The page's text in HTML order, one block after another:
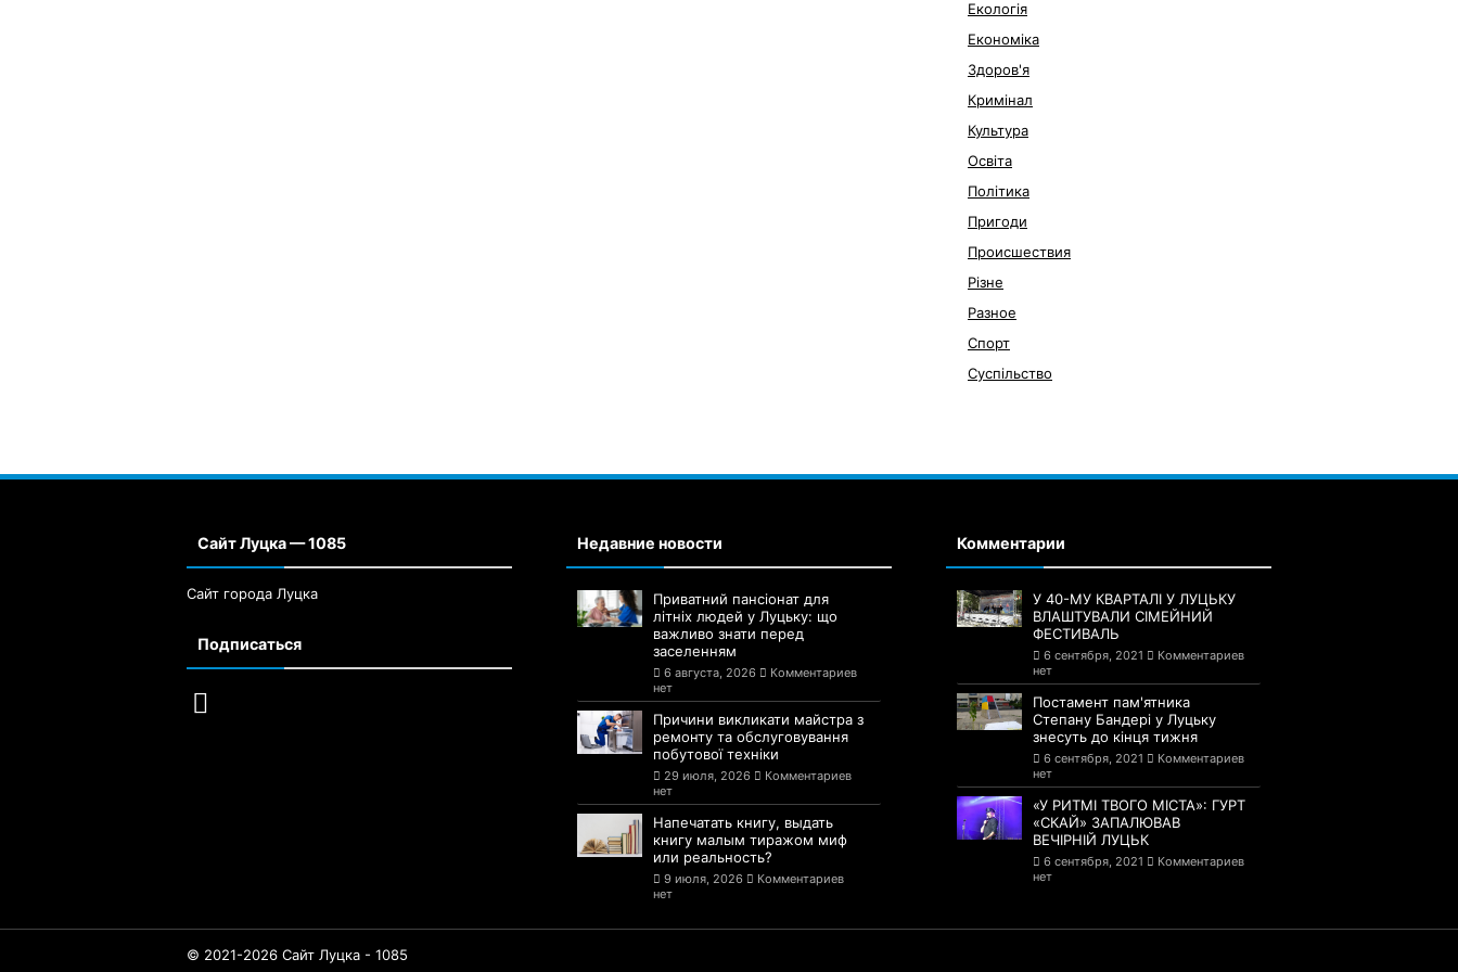
Екологія
Економіка
Здоров'я
Кримінал
Культура
Освіта
Політика
Пригоди
Происшествия
Різне
Разное
Спорт
Суспільство
Сайт Луцка — 1085
Сайт города Луцка
Подписаться
Недавние новости
Приватний пансіонат для
літніх людей у Луцьку: що
важливо знати перед
заселенням
6 августа, 2026
Комментариев
нет
Причини викликати майстра з
ремонту та обслуговування
побутової техніки
29 июля, 2026
Комментариев
нет
Напечатать книгу, выдать
книгу малым тиражом миф
или реальность?
9 июля, 2026
Комментариев
нет
Комментарии
У 40-МУ КВАРТАЛІ У ЛУЦЬКУ
ВЛАШТУВАЛИ СІМЕЙНИЙ
ФЕСТИВАЛЬ
6 сентября, 2021
Комментариев
нет
Постамент пам'ятника
Степану Бандері у Луцьку
знесуть до кінця тижня
6 сентября, 2021
Комментариев
нет
«У РИТМІ ТВОГО МІСТА»: ГУРТ
«СКАЙ» ЗАПАЛЮВАВ
ВЕЧІРНІЙ ЛУЦЬК
6 сентября, 2021
Комментариев
нет
© 2021-2026 Сайт Луцка - 1085